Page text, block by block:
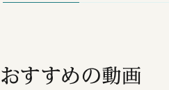
おすすめの動画